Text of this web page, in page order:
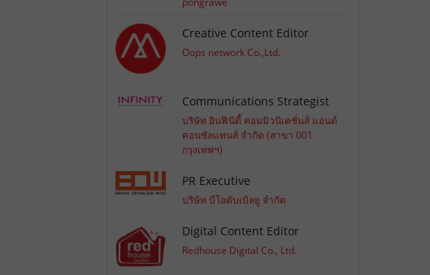
Creative Content Editor
Oops network Co.,Ltd.
Communications Strategist
บริษัท อินฟินิตี้ คอมมิวนิเคชั่นส์ แอนด์
คอนซัลแทนส์ จำกัด (สาขา 001
กรุงเทพฯ)
PR Executive
บริษัท บีโอดับเบิลยู จำกัด
Digital Content Editor
Redhouse Digital Co., Ltd.